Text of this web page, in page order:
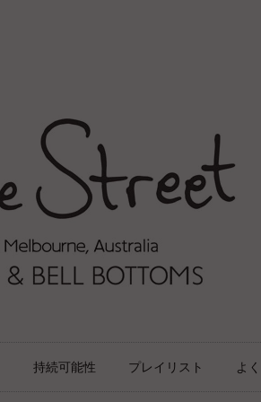
持続可能性 プレイリスト よ